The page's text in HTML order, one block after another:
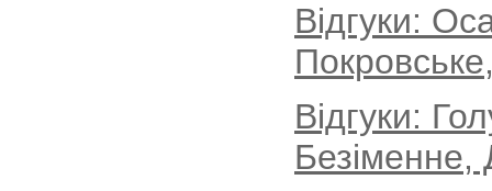
Відгуки:
Відгуки:
Безіменне,